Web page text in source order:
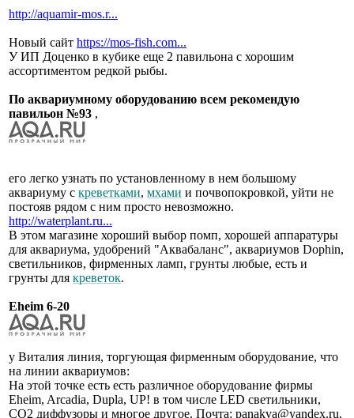
http://aquamir-mos.r...
Новый сайт https://mos-fish.com...
У ИП Доценко в кубике еще 2 павильона с хорошим
ассортиментом редкой рыбы.
По аквариумному оборудованию всем рекомендую
павильон №93 ,
его легко узнать по установленному в нем большому
аквариуму с креветками, мхами и почвопокровкой, уйти не
постояв рядом с ним просто невозможно.
http://waterplant.ru...
В этом магазине хороший выбор помп, хорошей аппаратуры
для аквариума, удобрений "Аквабаланс", аквариумов Dophin,
светильников, фирменных ламп, грунты любые, есть и
грунты для креветок.
Eheim 6-20
у Виталия линия, торгующая фирменным оборудование, что
на линии аквариумов:
На этой точке есть есть различное оборудование фирмы
Eheim, Arcadia, Dupla, UP! в том числе LED светильники,
СО2 диффузоры и многое другое. Почта: panakva@yandex.ru,